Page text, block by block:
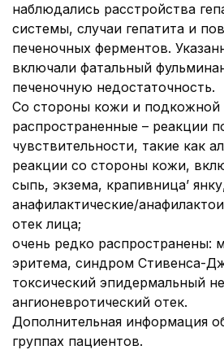
наблюдались расстройства
системы, случаи гепатита и
печеночных ферментов.
включали фатальный
печеночную недостаточность.
Со стороны кожи и подкожной
распространенные – реакции
чувствительности, такие как
реакции со стороны кожи,
сыпь, экзема, крапивница’
анафилактические/
отек лица;
очень редко распространены:
эритема, синдром Стивенса-
токсический эпидермальный
ангионевротический отек.
Дополнительная информация
группах пациентов.